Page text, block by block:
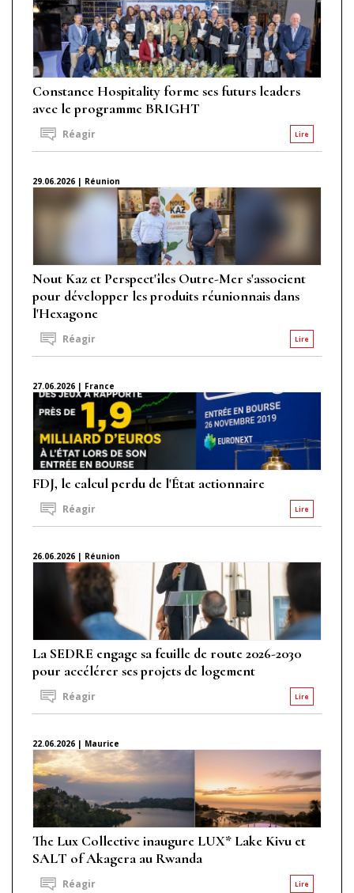
Constance Hospitality forme ses futurs leaders
avec le programme BRIGHT
Lire
Réagir
29.06.2026 | Réunion
Nout Kaz et Perspect'îles Outre-Mer s'associent
pour développer les produits réunionnais dans
l'Hexagone
Lire
Réagir
27.06.2026 | France
FDJ, le calcul perdu de l'État actionnaire
Lire
Réagir
26.06.2026 | Réunion
La SEDRE engage sa feuille de route 2026-2030
pour accélérer ses projets de logement
Lire
Réagir
22.06.2026 | Maurice
The Lux Collective inaugure LUX* Lake Kivu et
SALT of Akagera au Rwanda
Lire
Réagir